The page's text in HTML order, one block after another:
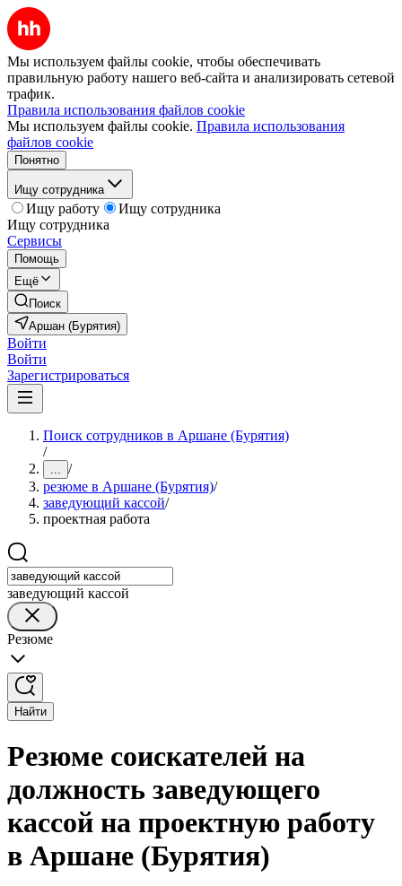
Мы используем файлы cookie, чтобы обеспечивать
правильную работу нашего веб-сайта и анализировать сетевой
трафик.
Правила использования файлов cookie
Мы используем файлы cookie. Правила использования
файлов cookie
Понятно
Ищу сотрудника
Ищу работу
Ищу сотрудника
Ищу сотрудника
Сервисы
Помощь
Ещё
Поиск
Аршан (Бурятия)
Войти
Войти
Зарегистрироваться
Поиск сотрудников в Аршане (Бурятия)
/
... /
резюме в Аршане (Бурятия)/
заведующий кассой/
проектная работа
заведующий кассой
Резюме
Найти
Резюме соискателей на
должность заведующего
кассой на проектную работу
в Аршане (Бурятия)